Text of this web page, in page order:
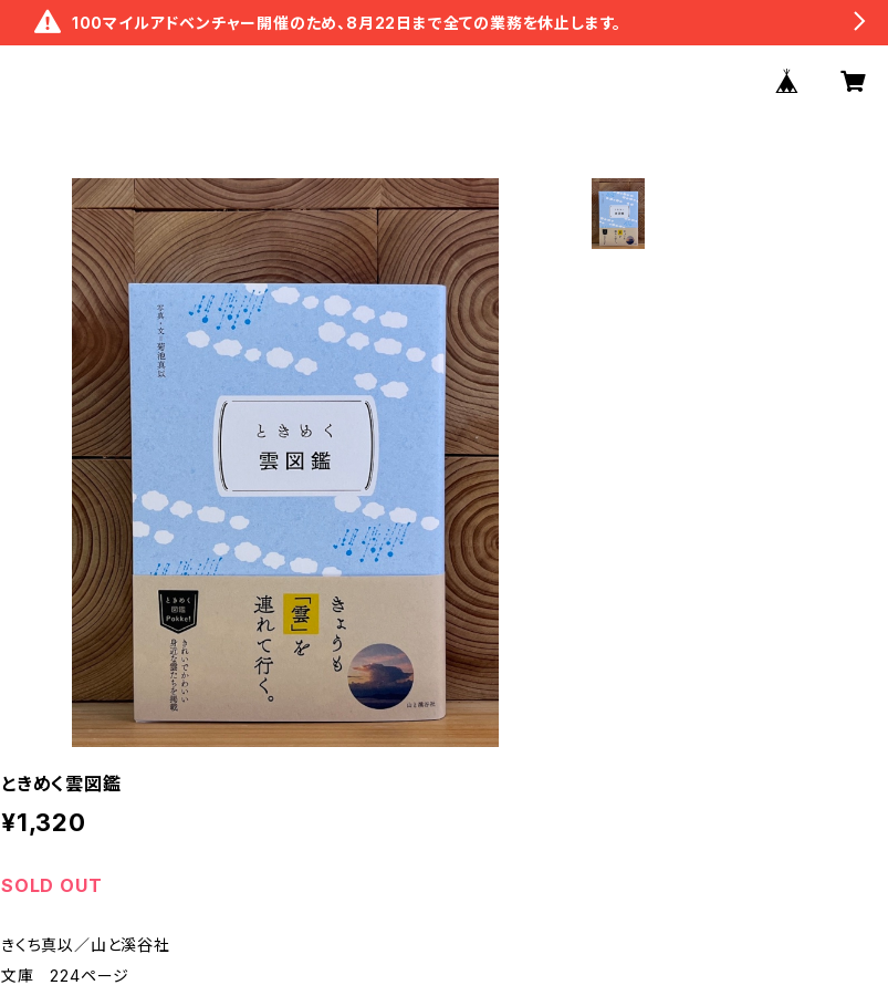
100マイルアドベンチャー開催のため、8月22日まで全ての業務を休止します。
ときめく雲図鑑
¥1,320
SOLD OUT
きくち真以／山と溪谷社
文庫 224ページ